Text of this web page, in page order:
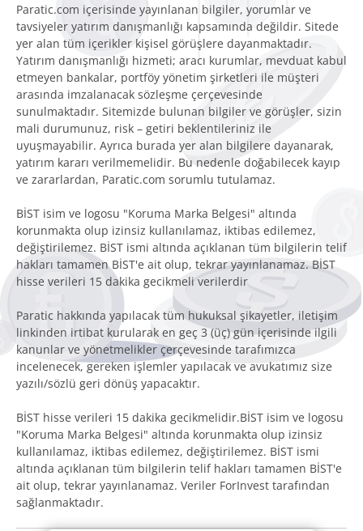
Paratic.com içerisinde yayınlanan bilgiler, yorumlar ve
tavsiyeler yatırım danışmanlığı kapsamında değildir. Sitede
yer alan tüm içerikler kişisel görüşlere dayanmaktadır.
Yatırım danışmanlığı hizmeti; aracı kurumlar, mevduat kabul
etmeyen bankalar, portföy yönetim şirketleri ile müşteri
arasında imzalanacak sözleşme çerçevesinde
sunulmaktadır. Sitemizde bulunan bilgiler ve görüşler, sizin
mali durumunuz, risk – getiri beklentileriniz ile
uyuşmayabilir. Ayrıca burada yer alan bilgilere dayanarak,
yatırım kararı verilmemelidir. Bu nedenle doğabilecek kayıp
ve zararlardan, Paratic.com sorumlu tutulamaz.
BİST isim ve logosu "Koruma Marka Belgesi" altında
korunmakta olup izinsiz kullanılamaz, iktibas edilemez,
değiştirilemez. BİST ismi altında açıklanan tüm bilgilerin telif
hakları tamamen BİST'e ait olup, tekrar yayınlanamaz. BİST
hisse verileri 15 dakika gecikmeli verilerdir
Paratic hakkında yapılacak tüm hukuksal şikayetler, iletişim
linkinden irtibat kurularak en geç 3 (üç) gün içerisinde ilgili
kanunlar ve yönetmelikler çerçevesinde tarafımızca
incelenecek, gereken işlemler yapılacak ve avukatımız size
yazılı/sözlü geri dönüş yapacaktır.
BİST hisse verileri 15 dakika gecikmelidir.BİST isim ve logosu
"Koruma Marka Belgesi" altında korunmakta olup izinsiz
kullanılamaz, iktibas edilemez, değiştirilemez. BİST ismi
altında açıklanan tüm bilgilerin telif hakları tamamen BİST'e
ait olup, tekrar yayınlanamaz. Veriler ForInvest tarafından
sağlanmaktadır.